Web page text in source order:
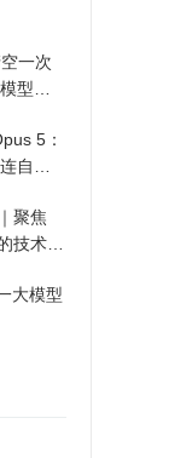
一次
型自
5：
自己
聚焦
技术路
大模型